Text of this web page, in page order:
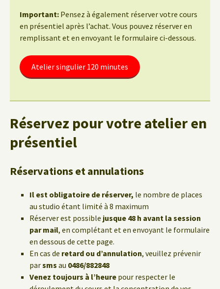
Important: Pensez à également réserver votre cours
en présentiel après l’achat. Vous pouvez réserver en
remplissant et en envoyant le formulaire ci-dessous.
Atelier singulier 120 minutes
Réservez pour votre atelier en
présentiel
Réservations et annulations
Il est obligatoire de réserver, le nombre de places
au studio étant limité à 8 maximum
Réserver est possible jusque 48 h avant la session
par mail, en complétant et en envoyant le formulaire
en dessous de cette page.
En cas de retard ou d’annulation, veuillez prévenir
parsms au 0486/882848
Venez toujours à l’heure pour respecter le